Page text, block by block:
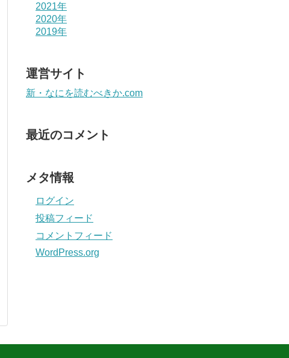
2021年
2020年
2019年
運営サイト
新・なにを読むべきか.com
最近のコメント
メタ情報
ログイン
投稿フィード
コメントフィード
WordPress.org